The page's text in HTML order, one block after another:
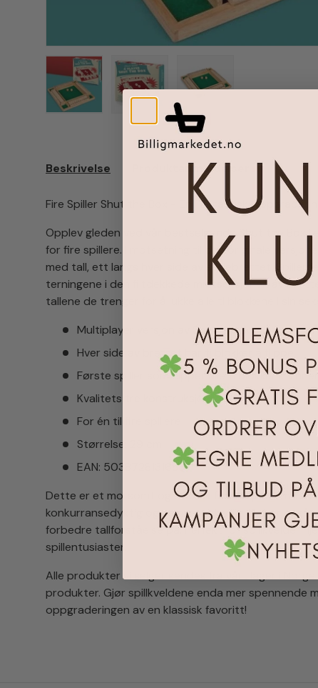
Last inn bilde 1 i gallerivisning
Last inn bilde 2 i gallerivisning
Last inn bilde 3 i
Beskrivelse Produktanmeldelser
Fire Spiller Shut the Box - En Fantastisk
Opplev gleden ved vår bestselgende Shut the Box i
for fire spillere. I motsetning til den originale
med tall, ett langs hver side av spillebrettet.
terningene i den filtdekkede midtseksjonen av
tallene de trenger for å lukke alle ti blokkene i sin
Multiplayer versjon av Shut the Box
Hver side av brettet har ti blokker å flippe
Første spiller som flipper alle ti blokkene vinner
Kvalitets tre konstruksjon
For én til fire spillere
Størrelse: 29 cm
EAN: 5038728131688
Dette er et morsomt og hektisk familiespill som kan
konkurransedyktig og samarbeidsvillig. Det er
forbedre tallforståelse på. Perfekt for spillkvelder
spillentusiaster.
Alle produkter vi selger sendes fra vårt lager i
produkter. Gjør spillkveldene enda mer spennende
oppgraderingen av en klassisk favoritt!